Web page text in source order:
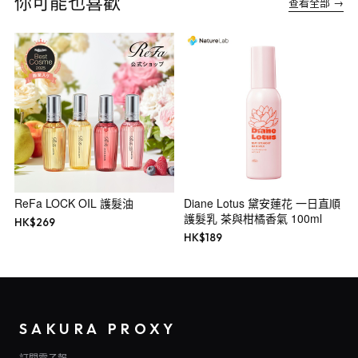
ReFa LOCK OIL 護髮油
HK$269
Diane Lotus 黛安蓮花 一日直順
護髮乳 茶與柑橘香氣 100ml
HK$189
SAKURA PROXY